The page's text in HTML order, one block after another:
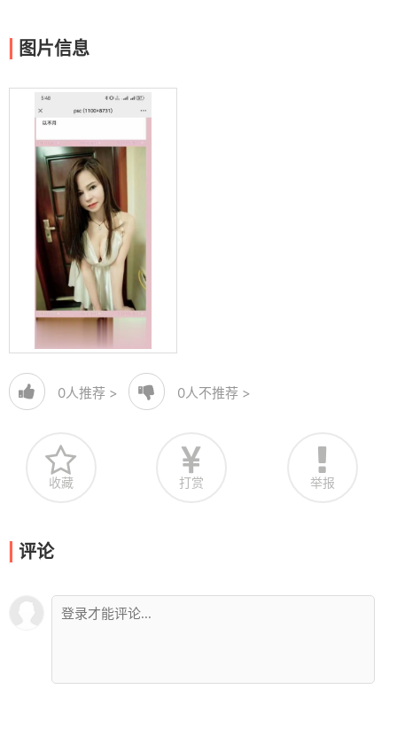
图片信息
0人推荐 > 0人不推荐 >
收藏 打赏 举报
评论